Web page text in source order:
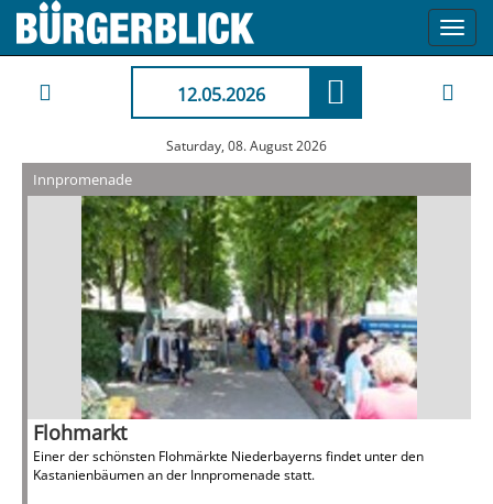
12.05.2026
Saturday, 08. August 2026
Innpromenade
Flohmarkt
Einer der schönsten Flohmärkte Niederbayerns findet unter den
Kastanienbäumen an der Innpromenade statt.